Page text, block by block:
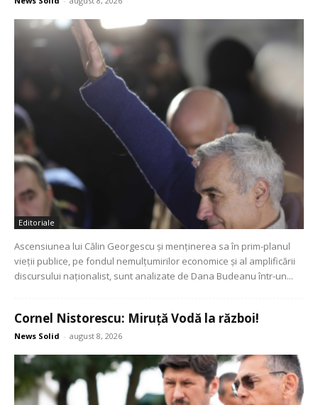
Editoriale
Ascensiunea lui Călin Georgescu și menținerea sa în prim-planul
vieții publice, pe fondul nemulțumirilor economice și al amplificării
discursului naționalist, sunt analizate de Dana Budeanu într-un...
Cornel Nistorescu: Miruță Vodă la război!
News Solid - august 8, 2026